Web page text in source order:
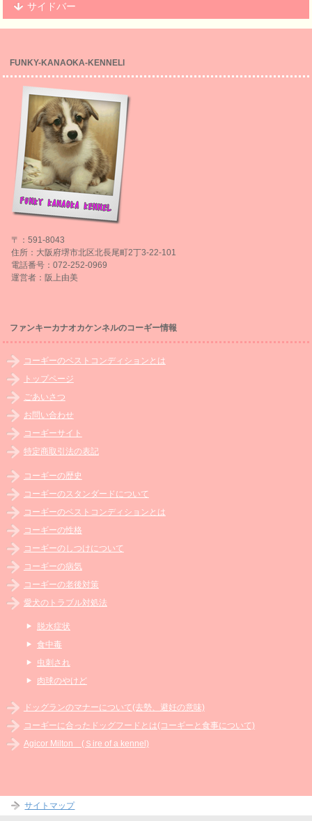
サイドバー
FUNKY-KANAOKA-KENNELl
〒：591-8043
住所：大阪府堺市北区北長尾町2丁3-22-101
電話番号：072-252-0969
運営者：阪上由美
ファンキーカナオカケンネルのコーギー情報
コーギーのベストコンディションとは
トップページ
ごあいさつ
お問い合わせ
コーギーサイト
特定商取引法の表記
コーギーの歴史
コーギーのスタンダードについて
コーギーのベストコンディションとは
コーギーの性格
コーギーのしつけについて
コーギーの病気
コーギーの老後対策
愛犬のトラブル対処法
脱水症状
食中毒
虫刺され
肉球のやけど
ドッグランのマナーについて(去勢、避妊の意味)
コーギーに合ったドッグフードとは(コーギーと食事について)
Agicor Milton (Ｓire of a kennel)
サイトマップ